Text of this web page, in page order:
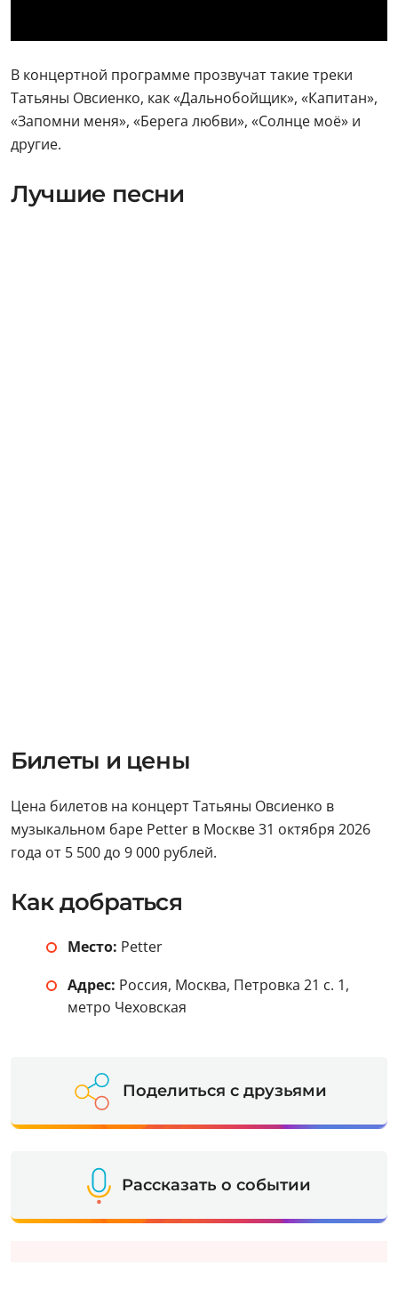
В концертной программе прозвучат такие треки
Татьяны Овсиенко, как «Дальнобойщик», «Капитан»,
«Запомни меня», «Берега любви», «Солнце моё» и
другие.
Лучшие песни
Билеты и цены
Цена билетов на концерт Татьяны Овсиенко в
музыкальном баре Petter в Москве 31 октября 2026
года от 5 500 до 9 000 рублей.
Как добраться
Место: Petter
Адрес: Россия, Москва, Петровка 21 с. 1,
метро Чеховская
Поделиться с друзьями
Рассказать о событии